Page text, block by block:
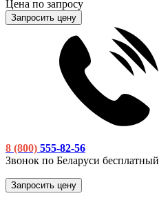
Цена по запросу
Запросить цену
8 (800) 555-82-56
Звонок по Беларуси бесплатный
Запросить цену